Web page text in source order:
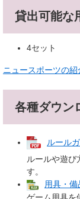
貸出可能な
4セット
ニュースポーツの紹
各種ダウン
ルール
ルールや遊び
す。
用具・
ゲーム用具を